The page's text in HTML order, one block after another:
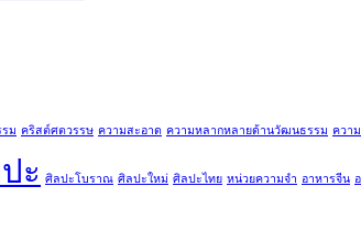
ม คริสต์ศตวรรษ ความสะอาด ความหลากหลายด้านวัฒนธรรม ควา
ะ ศิลปะโบราณ ศิลปะใหม่ ศิลปะไทย หน่วยความจำ อาหารจีน